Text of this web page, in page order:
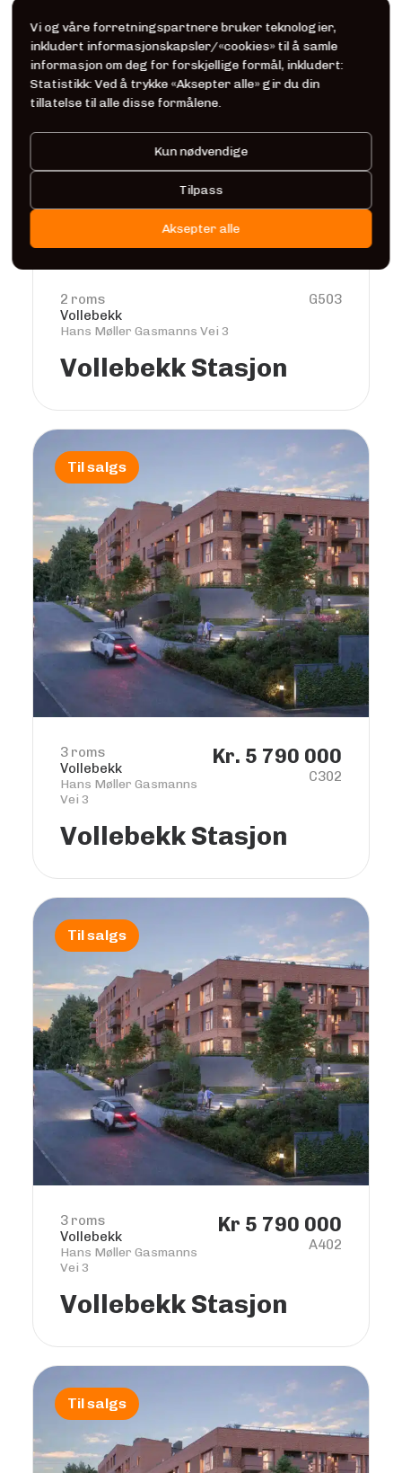
2 roms
Vollebekk
Hans Møller Gasmanns Vei 3
G503
Vollebekk Stasjon
Til salgs
3 roms
Vollebekk
Hans Møller Gasmanns
Vei 3
Kr. 5 790 000
C302
Vollebekk Stasjon
Til salgs
3 roms
Vollebekk
Hans Møller Gasmanns
Vei 3
Kr 5 790 000
A402
Vollebekk Stasjon
Til salgs
Vi og våre forretningspartnere bruker teknologier,
inkludert informasjonskapsler/«cookies» til å samle
informasjon om deg for forskjellige formål, inkludert:
Statistikk: Ved å trykke «Aksepter alle» gir du din
tillatelse til alle disse formålene.
Kun nødvendige
Tilpass
Aksepter alle